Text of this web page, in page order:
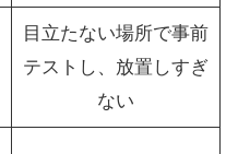
目立たない場所で事前
テストし、放置しすぎ
ない